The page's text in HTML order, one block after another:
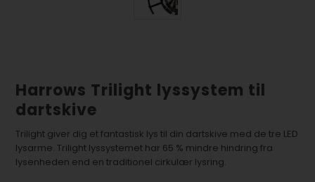
Harrows Trilight lyssystem til
dartskive
Trilight giver dig et fantastisk lys til din dartskive med de tre LED
lysarme. Trilight lyssystemet har 65 % mindre hindring fra
lysenheden end en traditionel cirkulær lysring.